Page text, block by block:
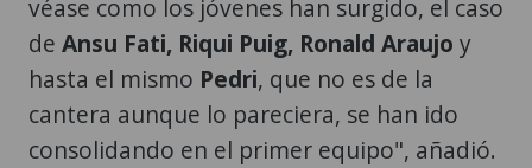
véase como los jóvenes han surgido, el caso
de Ansu Fati, Riqui Puig, Ronald Araujo y
hasta el mismo Pedri, que no es de la
cantera aunque lo pareciera, se han ido
consolidando en el primer equipo", añadió.